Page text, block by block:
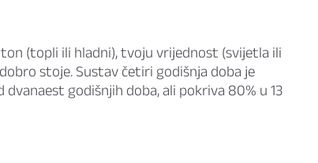
(topli ili hladni), tvoju vrijednost (svijetla ili
stoje. Sustav četiri godišnja doba je
godišnjih doba, ali pokriva 80% u 13